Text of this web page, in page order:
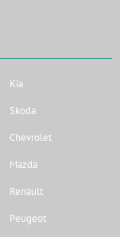
Kia
Skoda
Chevrolet
Mazda
Renault
Peugeot